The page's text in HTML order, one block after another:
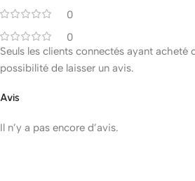
0
0
Avis
Il n’y a pas encore d’avis.
Seuls les clients connectés ayant acheté
possibilité de laisser un avis.